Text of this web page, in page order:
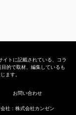
イトに記載されている、コラ
的で取材、編集しているも
ます。
お問い合わせ
社：株式会社カンゼン